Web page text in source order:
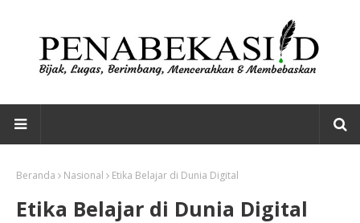
Beranda Nasional Etika Belajar di Dunia Digital
Etika Belajar di Dunia Digital